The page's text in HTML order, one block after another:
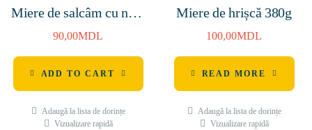
Miere de salcâm cu nuci
caju 250g
90,00MDL
ADD TO CART
Adaugă la lista de dorințe
Vizualizare rapidă
Miere de hrișcă 380g
100,00MDL
READ MORE
Adaugă la lista de dorințe
Vizualizare rapidă